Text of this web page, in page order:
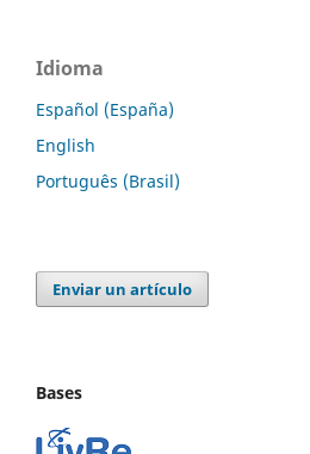
Idioma
Español (España)
English
Português (Brasil)
Enviar un artículo
Bases